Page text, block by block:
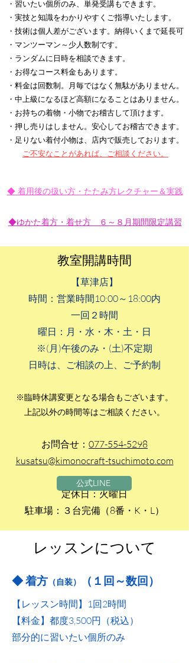
・習いたい個所のみ、単発受講もできます。
・実技と知識をわかりやすくご指導いたします。
・技術は個人差がございます。納得いくまで延長可
・マンツーマン～少人数制です。
・ランダムに日時を相談できます。
・お得なコース料金もあります。
・料金は回数制。月毎ではなく無駄がありません。
​・中上級になるほど高額になることはありません。
​・お持ちの着物・小物でお稽古して頂けます。
・押し売りはしません。安心してお稽古できます。
・足りない着付小物は、店内で販売しております。
ご不安なことがあれば、ご相談ください。
◆ 着用後の扱い方・たたみ方レクチャー＆実践
◆ゆかた着方・着せ方 ６～８月期間限定講習
教室開講時間
【草津店】
時間：営業時間10:00～18:00内
一回２時間
曜日：月・水・木・土・日
※(月)午後のみ・(土)不定期
日時は、ご相談の上、ご予約制
※臨時休講変更となる場合もございます。
上記以外の時間等はご相談ください。
お問合せ： 077-554-5298
kusatsu@kimonocraft-tsuchimoto.com
定休日：火曜日
​駐車場：３台完備（8番・K・L）
公式LINE
レッスンについて
◆ 着方 （自装） （１回～数回）
【レッスン時間】1回2時間
【料金】都度3,500円（税込）​​
部分的に習いたい個所のみ